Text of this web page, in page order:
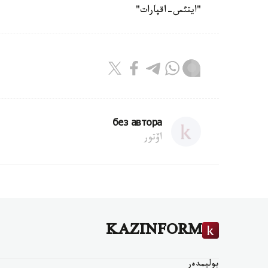
"ايتئس-اقپارات"
без автора
اۆتور
KAZINFORM
بوليمدەر